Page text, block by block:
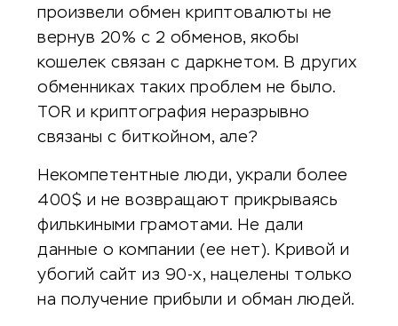
произвели обмен криптовалюты не
вернув 20% с 2 обменов, якобы
кошелек связан с даркнетом. В других
обменниках таких проблем не было.
TOR и криптография неразрывно
связаны с биткойном, але?
Некомпетентные люди, украли более
400$ и не возвращают прикрываясь
филькиными грамотами. Не дали
данные о компании (ее нет). Кривой и
убогий сайт из 90-х, нацелены только
на получение прибыли и обман людей.